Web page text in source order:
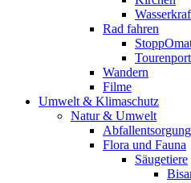
Rad fahren
Wandern
Filme
Umwelt & Klimaschutz
Natur & Umwelt
Abfallentsorgung
Flora und Fauna
Säugetiere